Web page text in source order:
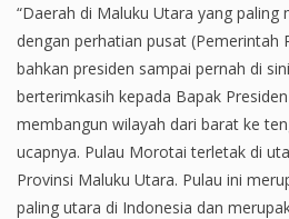
“Daerah di Maluku Utara yang
dengan perhatian pusat (Pemerintah
bahkan presiden sampai pernah di
berterimkasih kepada Bapak
membangun wilayah dari barat ke
ucapnya. Pulau Morotai terletak di
Provinsi Maluku Utara. Pulau ini
paling utara di Indonesia dan